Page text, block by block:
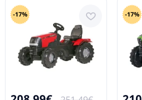
812004
-17% -17%